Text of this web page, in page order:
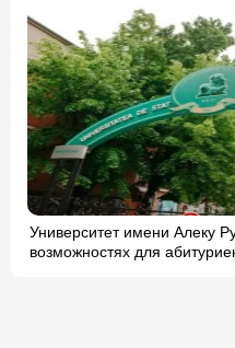
Университет имени Алеку
возможностях для